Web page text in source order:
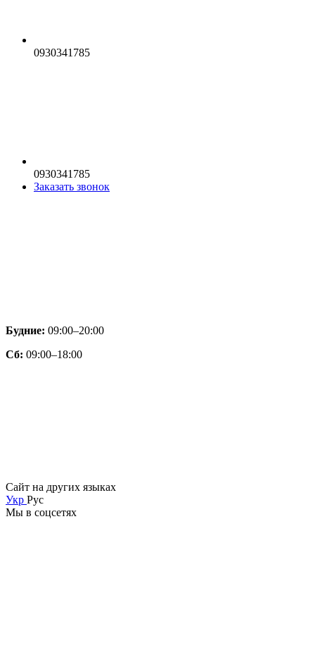
0930341785
0930341785
Заказать звонок
Будние: 09:00–20:00
Сб: 09:00–18:00
Сайт на других языках
Укр Рус
Мы в соцсетях